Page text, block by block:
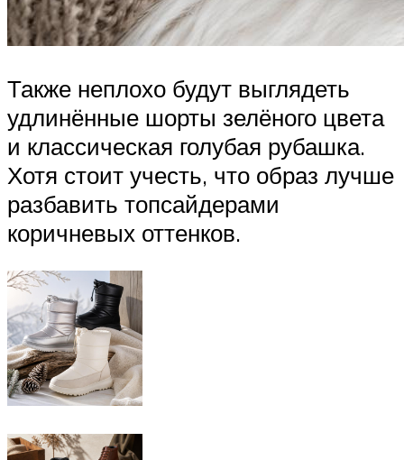
Также неплохо будут выглядеть
удлинённые шорты зелёного цвета
и классическая голубая рубашка.
Хотя стоит учесть, что образ лучше
разбавить топсайдерами
коричневых оттенков.